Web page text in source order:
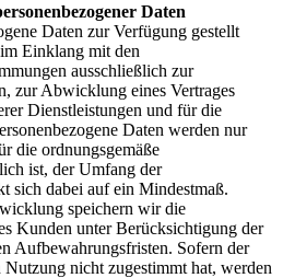
Daten
Daten zur Verfügung gestellt
Einklang mit den
ausschließlich zur
zur Abwicklung eines Vertrages
Dienstleistungen und für die
Daten werden nur
die ordnungsgemäße
ist, der Umfang der
sich dabei auf ein Mindestmaß.
speichern wir die
Kunden unter Berücksichtigung der
Aufbewahrungsfristen. Sofern der
nicht zugestimmt hat, werden